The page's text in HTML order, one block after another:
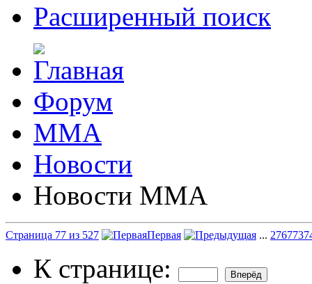
Расширенный поиск
Форум
ММА
Новости
Новости ММА
Страница 77 из 527 Первая ... 276773
К странице: